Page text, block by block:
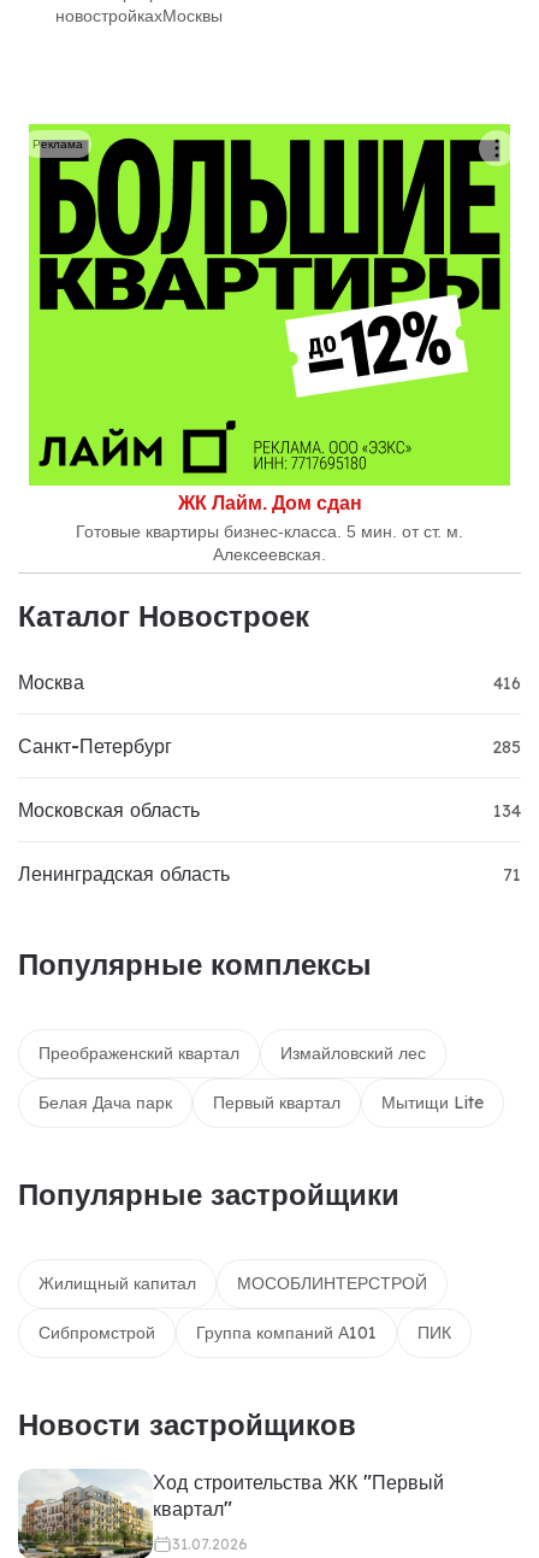
новостройкахМосквы
ЖК Лайм. Дом сдан
Готовые квартиры бизнес-класса. 5 мин. от ст. м.
Алексеевская.
Реклама
Каталог Новостроек
Москва 416
Санкт-Петербург 285
Московская область 134
Ленинградская область 71
Популярные комплексы
Преображенский квартал Измайловский лес
Белая Дача парк Первый квартал Мытищи Lite
Популярные застройщики
Жилищный капитал МОСОБЛИНТЕРСТРОЙ
Сибпромстрой Группа компаний А101 ПИК
Новости застройщиков
Ход строительства ЖК "Первый
квартал"
31.07.2026